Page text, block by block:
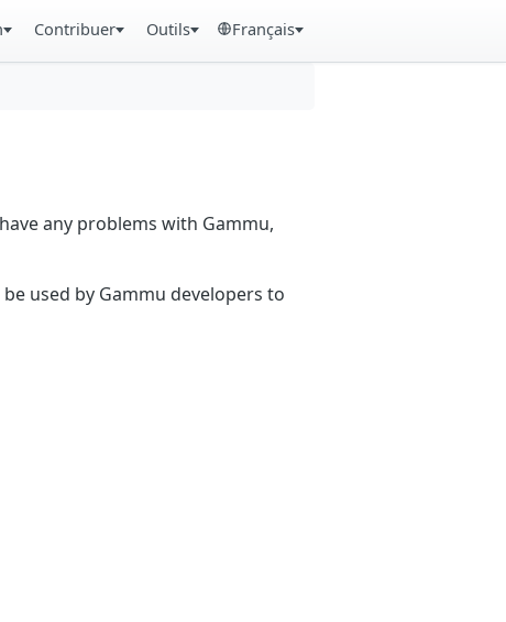
Contribuer Outils Français
any problems with Gammu,
used by Gammu developers to